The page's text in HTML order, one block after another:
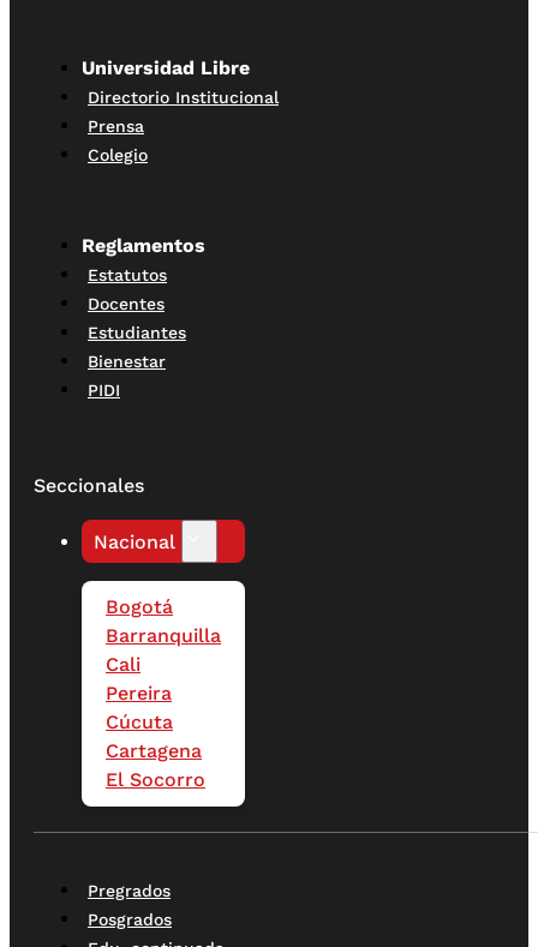
Universidad Libre
Directorio Institucional
Prensa
Colegio
Reglamentos
Estatutos
Docentes
Estudiantes
Bienestar
PIDI
Seccionales
Nacional
Bogotá
Barranquilla
Cali
Pereira
Cúcuta
Cartagena
El Socorro
Pregrados
Posgrados